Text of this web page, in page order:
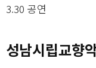
3.30 공연
성남시립교향